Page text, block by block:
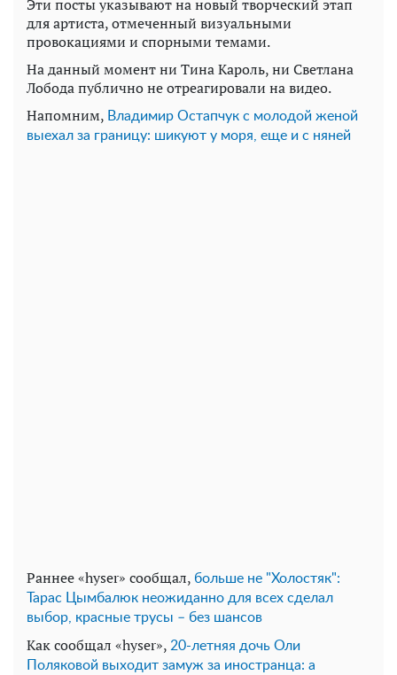
Эти посты указывают на новый творческий этап
для артиста, отмеченный визуальными
провокациями и спорными темами.
На данный момент ни Тина Кароль, ни Светлана
Лобода публично не отреагировали на видео.
Напомним, Владимир Остапчук с молодой женой
выехал за границу: шикуют у моря, еще и с няней
Раннее «hyser» сообщал, больше не "Холостяк":
Тарас Цымбалюк неожиданно для всех сделал
выбор, красные трусы – без шансов
Как сообщал «hyser», 20-летняя дочь Оли
Поляковой выходит замуж за иностранца: а